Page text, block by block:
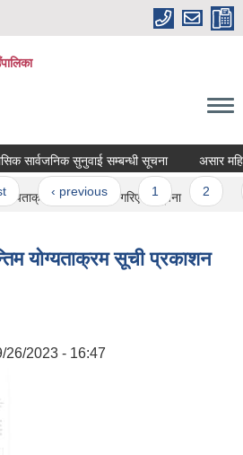
सार्वजनिक सुनुवाई सम्बन्धी सूचना असार
‹ previous 1
योग्यताक्रम सूची प्रकाशन गरिएको सूचना
योग्यताक्रम सूची प्रकाशन
26/2023 - 16:47